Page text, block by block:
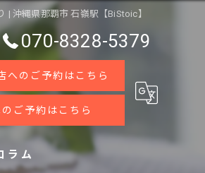
沖縄県那覇市 石嶺駅【BiStoic】
070-8328-5379
へのご予約はこちら
ご予約はこちら
ラム